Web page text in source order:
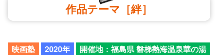
作品テーマ［絆］
映画塾 2020年 開催地：福島県 磐梯熱海温泉華の湯